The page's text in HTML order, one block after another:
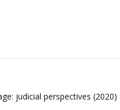
judicial perspectives (2020)